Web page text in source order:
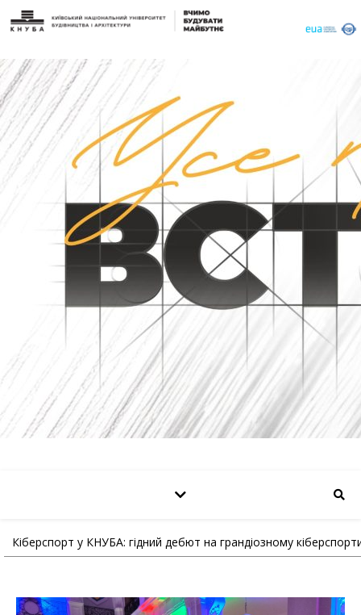
Кіберспорт у КНУБА: гідний дебют на грандіозному